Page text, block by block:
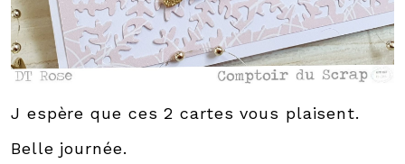
J espère que ces 2 cartes vous plaisent.
Belle journée.